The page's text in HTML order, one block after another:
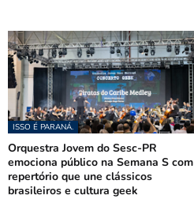
ISSO É PARANÁ.
Orquestra Jovem do Sesc-PR
emociona público na Semana S com
repertório que une clássicos
brasileiros e cultura geek